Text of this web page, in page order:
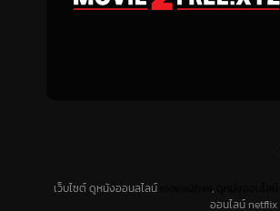
เว็บไซต์ ดูหนังออนลไลน์ ,
ออนไลน์ netflix